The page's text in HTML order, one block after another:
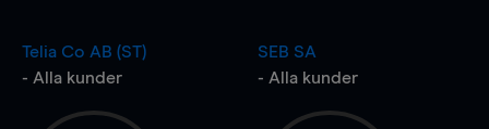
Telia Co AB (ST)
- Alla kunder
SEB SA
- Alla kunder